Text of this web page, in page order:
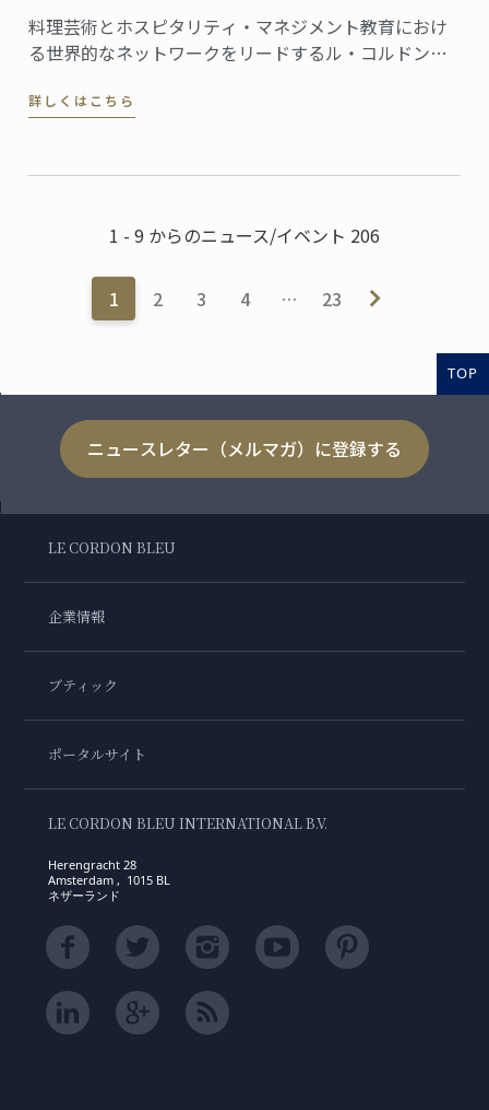
料理芸術とホスピタリティ・マネジメント教育におけ
る世界的なネットワークをリードするル・コルドン・
des Monuments Nationaux, CMN）より、パリのオテ
詳しくはこちら
1 - 9 からのニュース/イベント 206
1 2 3 4 … 23
TOP
ニュースレター（メルマガ）に登録する
LE CORDON BLEU
企業情報
ブティック
ポータルサイト
LE CORDON BLEU INTERNATIONAL B.V.
Herengracht 28
Amsterdam , 1015 BL
ネザーランド